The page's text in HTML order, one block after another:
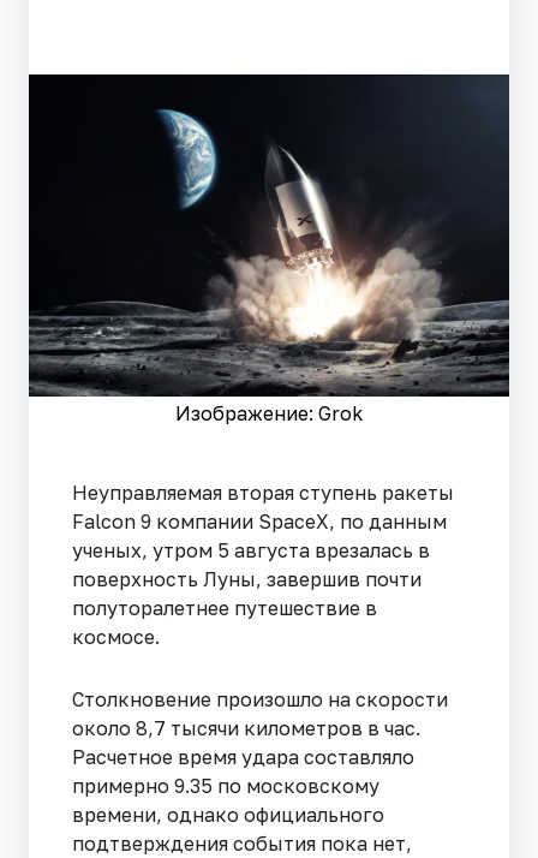
Изображение: Grok
Неуправляемая вторая ступень ракеты
Falcon 9 компании SpaceX, по данным
ученых, утром 5 августа врезалась в
поверхность Луны, завершив почти
полуторалетнее путешествие в
космосе.
Столкновение произошло на скорости
около 8,7 тысячи километров в час.
Расчетное время удара составляло
примерно 9.35 по московскому
времени, однако официального
подтверждения события пока нет,